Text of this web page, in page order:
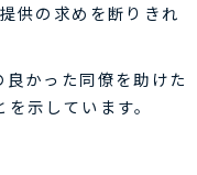
供の求めを断りきれ
かった同僚を助けた
示しています。